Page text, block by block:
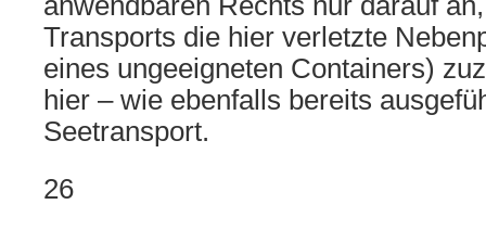
Transports die hier verletzte
eines ungeeigneten Containers)
hier – wie ebenfalls bereits
Seetransport.
26